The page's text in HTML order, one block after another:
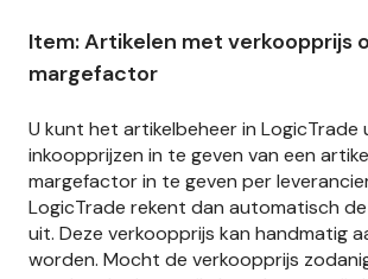
Item: Artikelen met verkoopprijs
margefactor
U kunt het artikelbeheer in
inkoopprijzen in te geven van een
margefactor in te geven per
LogicTrade rekent dan automatisch
uit. Deze verkoopprijs kan handmatig
worden. Mocht de verkoopprijs